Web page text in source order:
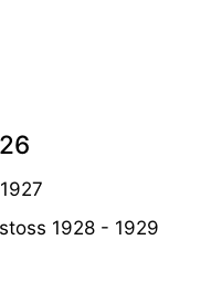
1928 - 1929